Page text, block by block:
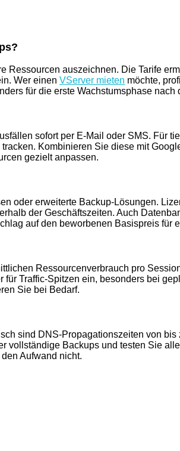
Ressourcen auszeichnen. Die Tarife
Wer einen VServer mieten möchte,
für die erste Wachstumsphase nach
sofort per E-Mail oder SMS. Für
Kombinieren Sie diese mit
gezielt anpassen.
oder erweiterte Backup-Lösungen.
der Geschäftszeiten. Auch
auf den beworbenen Basispreis für
Ressourcenverbrauch pro
Traffic-Spitzen ein, besonders bei
Sie bei Bedarf.
sind DNS-Propagationszeiten von
Backups und testen Sie
Aufwand nicht.